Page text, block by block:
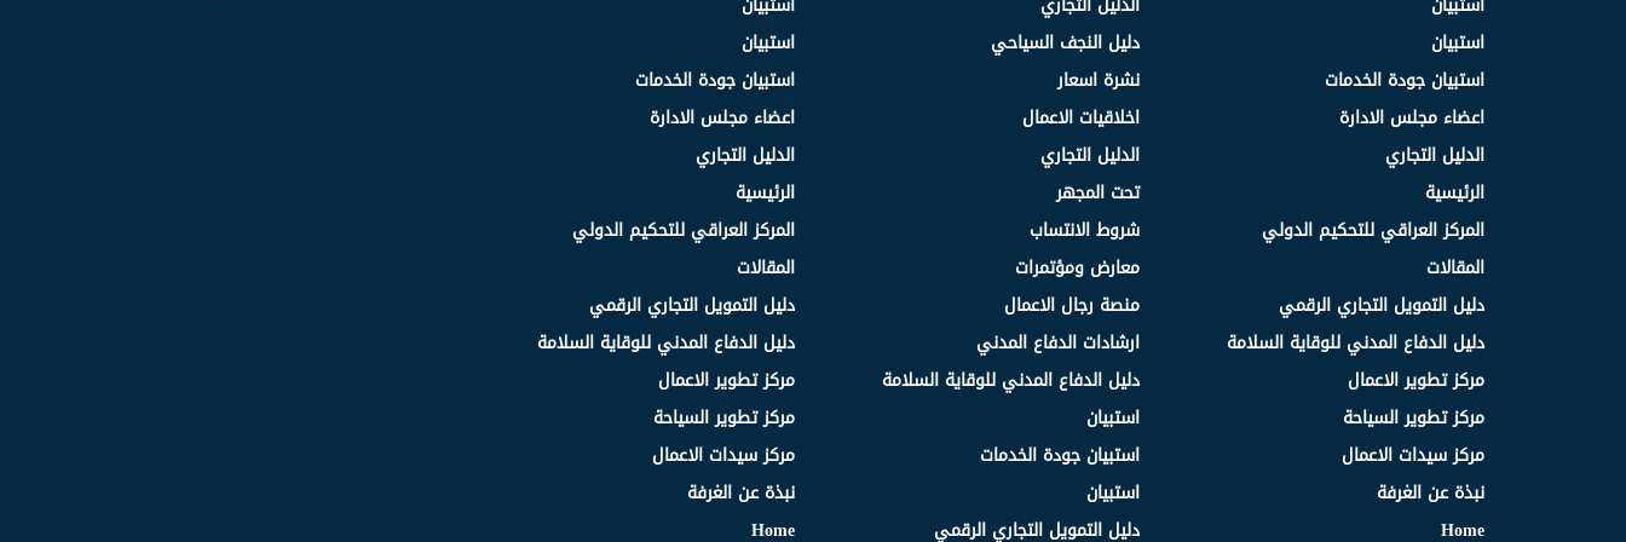
استبيان
استبيان جودة الخدمات
اعضاء مجلس الادارة
الدليل التجاري
الرئيسية
المركز العراقي للتحكيم الدولي
المقالات
دليل التمويل التجاري الرقمي
دليل الدفاع المدني للوقاية السلامة
مركز تطوير الاعمال
مركز تطوير السياحة
مركز سيدات الاعمال
نبذة عن الغرفة
Home
دليل النجف السياحي
نشرة اسعار
اخلاقيات الاعمال
الدليل التجاري
تحت المجهر
شروط الانتساب
معارض ومؤتمرات
منصة رجال الاعمال
ارشادات الدفاع المدني
دليل الدفاع المدني للوقاية السلامة
استبيان
استبيان جودة الخدمات
استبيان
دليل التمويل التجاري الرقمي
استبيان
استبيان جودة الخدمات
اعضاء مجلس الادارة
الدليل التجاري
الرئيسية
المركز العراقي للتحكيم الدولي
المقالات
دليل التمويل التجاري الرقمي
دليل الدفاع المدني للوقاية السلامة
مركز تطوير الاعمال
مركز تطوير السياحة
مركز سيدات الاعمال
نبذة عن الغرفة
Home